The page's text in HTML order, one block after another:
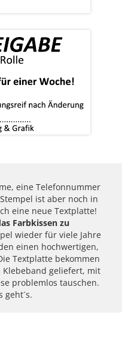
eine Telefonnummer
ist aber noch in
eine neue Textplatte!
Farbkissen zu
wieder für viele Jahre
einen hochwertigen,
Textplatte bekommen
geliefert, mit
problemlos tauschen.
geht´s.